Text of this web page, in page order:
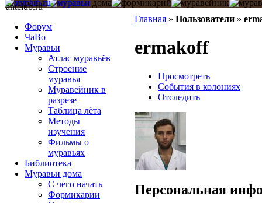
Главная » Пользователи »
ermakoff
Просмотреть
События в колониях
Отследить
Персональная
antclub.ru
Форум
ЧаВо
Муравьи
Атлас муравьёв
Строение
муравья
Муравейник в
разрезе
Таблица лёта
Методы
изучения
Фильмы о
муравьях
Библиотека
Муравьи дома
С чего начать
Формикарии